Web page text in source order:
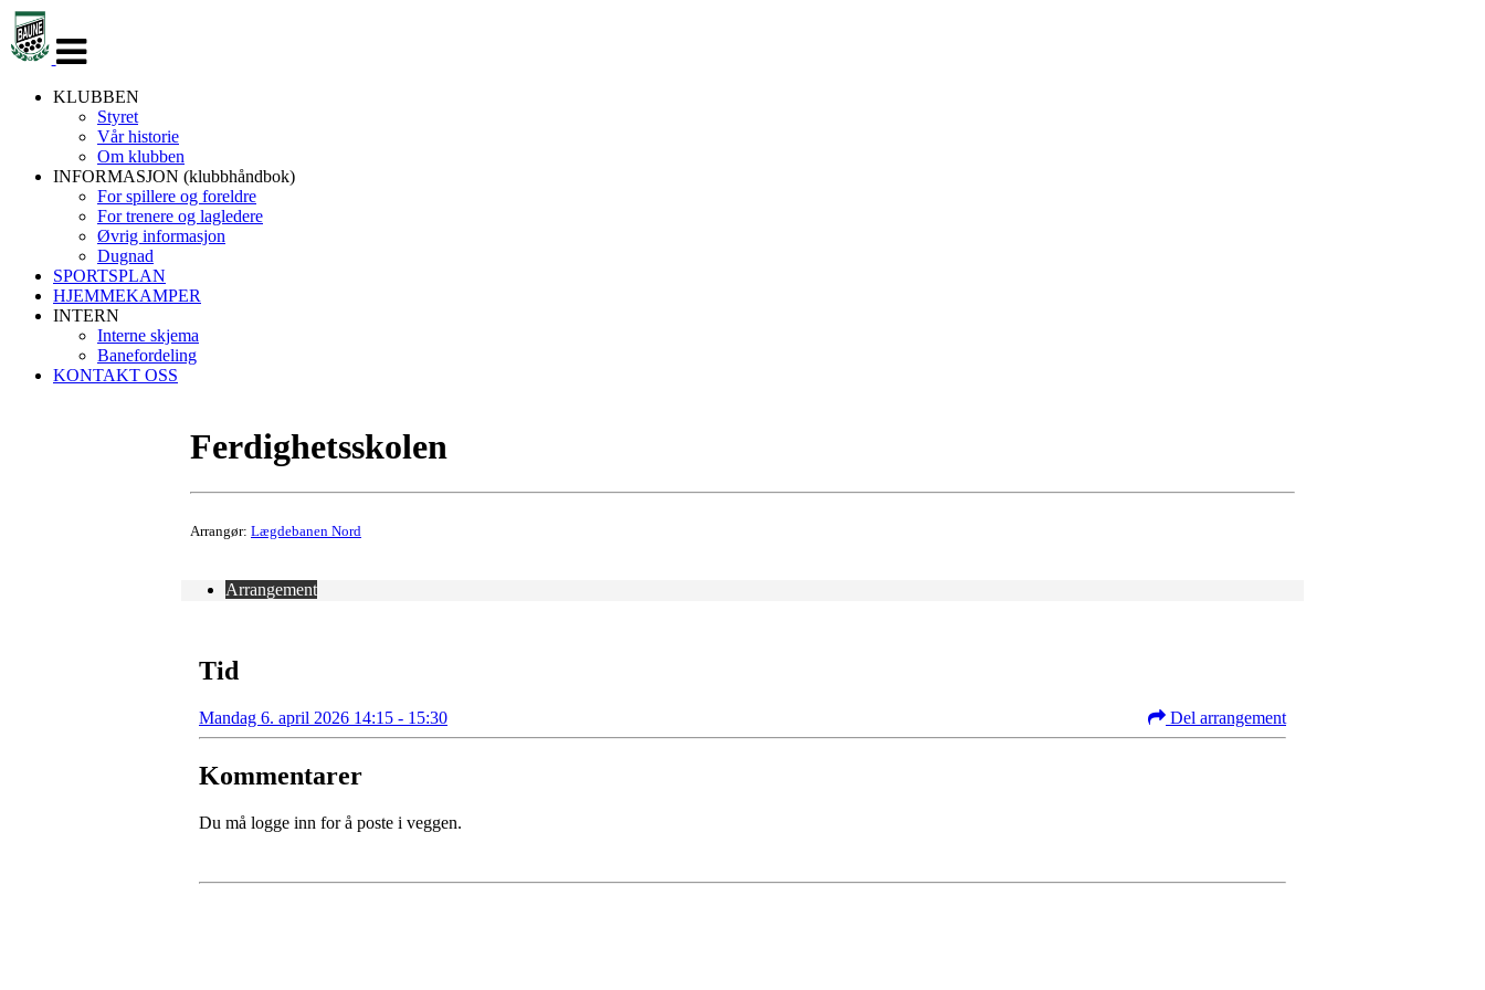
navigasjon
KLUBBEN
Styret
Vår historie
Om klubben
INFORMASJON (klubbhåndbok)
For spillere og foreldre
For trenere og lagledere
Øvrig informasjon
Dugnad
SPORTSPLAN
HJEMMEKAMPER
INTERN
Interne skjema
Banefordeling
KONTAKT OSS
Ferdighetsskolen
Arrangør: Lægdebanen Nord
Arrangement
Tid
Mandag 6. april 2026 14:15 - 15:30 Del arrangement
Kommentarer
Du må logge inn for å poste i veggen.